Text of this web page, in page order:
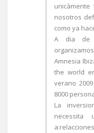
nosotros
como ya
A dia de
Amnesia
the world
verano
8000
La
necessita